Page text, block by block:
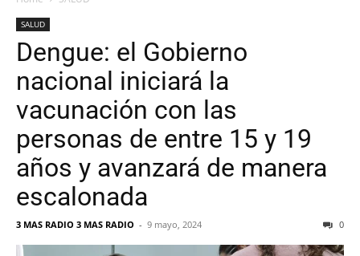
SALUD
Dengue: el Gobierno
nacional iniciará la
vacunación con las
personas de entre 15 y 19
años y avanzará de manera
escalonada
3 MAS RADIO 3 MAS RADIO - 9 mayo, 2024 0